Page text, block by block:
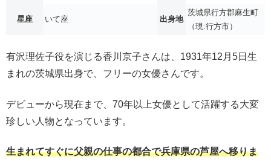
星座 いて座 出身地
茨城県行方郡麻生町
（現:行方市）
有沢理佐子役を演じる香川京子さんは、1931年12月5日生
まれの茨城県出身で、フリーの女優さんです。
デビューから現在まで、70年以上女優として活躍する大変
珍しい人物となっています。
生まれてすぐに父親の仕事の都合で兵庫県の芦屋へ移りま